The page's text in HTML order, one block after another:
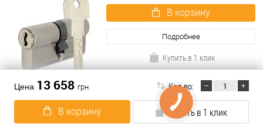
Цена 13 658 грн. Кол-во:
В корзину Купить в 1 клик
В корзину
Подробнее
Купить в 1 клик
В избранное